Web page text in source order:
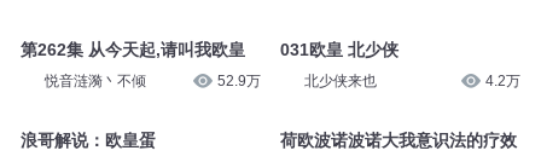
第262集 从今天起,请叫我欧皇
悦音涟漪丶不倾 52.9万
浪哥解说：欧皇蛋
031欧皇 北少侠
北少侠来也 4.2万
荷欧波诺波诺大我意识法的疗效